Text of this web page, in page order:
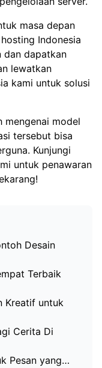
masa depan
Indonesia
dan dapatkan
lewatkan
kami untuk solusi
mengenai model
tersebut bisa
Kunjungi
untuk penawaran
Desain
Terbaik
Kreatif untuk
Cerita Di
Pesan yang…